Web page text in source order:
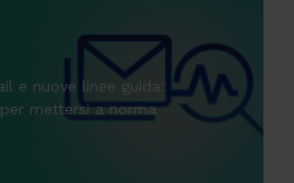
e nuove linee guida:
mettersi a norma